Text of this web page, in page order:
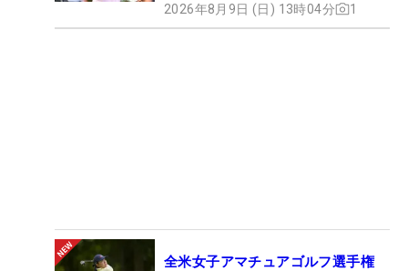
2026年8月9日 (日) 13時04分 1
全米女子アマチュアゴルフ選手権